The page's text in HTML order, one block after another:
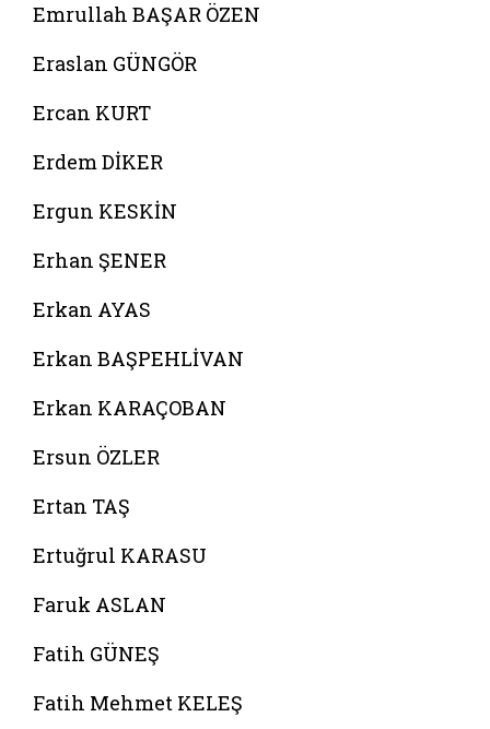
Emrullah BAŞAR ÖZEN
Eraslan GÜNGÖR
Ercan KURT
Erdem DİKER
Ergun KESKİN
Erhan ŞENER
Erkan AYAS
Erkan BAŞPEHLİVAN
Erkan KARAÇOBAN
Ersun ÖZLER
Ertan TAŞ
Ertuğrul KARASU
Faruk ASLAN
Fatih GÜNEŞ
Fatih Mehmet KELEŞ